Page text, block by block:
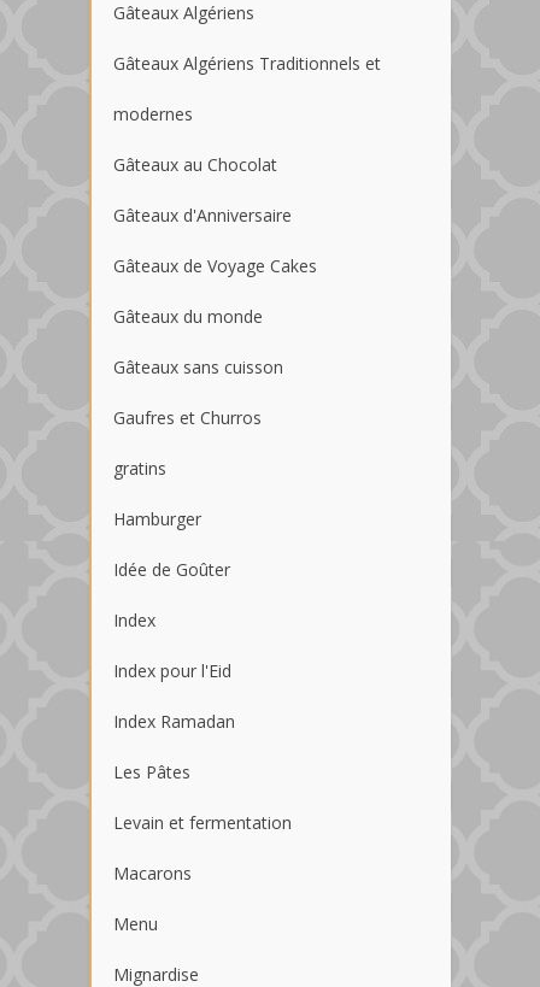
Gâteaux Algériens
Gâteaux Algériens Traditionnels et
modernes
Gâteaux au Chocolat
Gâteaux d'Anniversaire
Gâteaux de Voyage Cakes
Gâteaux du monde
Gâteaux sans cuisson
Gaufres et Churros
gratins
Hamburger
Idée de Goûter
Index
Index pour l'Eid
Index Ramadan
Les Pâtes
Levain et fermentation
Macarons
Menu
Mignardise